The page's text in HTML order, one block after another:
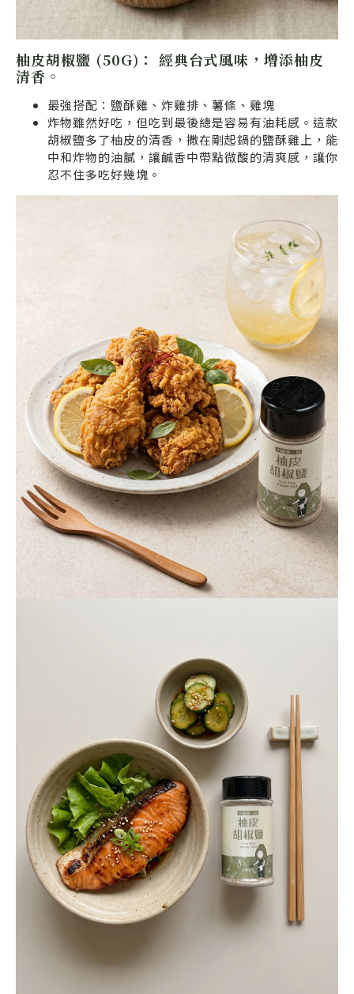
柚皮胡椒鹽 (50G)：
經典台式風味，增添柚皮
清香。
最強搭配：鹽酥雞、炸雞排、薯條、雞塊
炸物雖然好吃，但吃到最後總是容易有油耗感。這款
胡椒鹽多了柚皮的清香，撒在剛起鍋的鹽酥雞上，能
中和炸物的油膩，讓鹹香中帶點微酸的清爽感，讓你
忍不住多吃好幾塊。